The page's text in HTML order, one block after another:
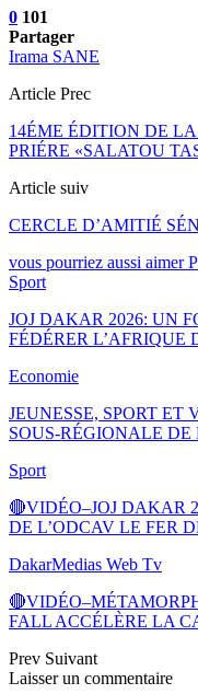
0 101
Partager
Irama SANE
Article Prec
14ÉME ÉDITION DE
PRIÉRE «SALATOU
Article suiv
CERCLE D’AMITIÉ
vous pourriez aussi aimer
Sport
JOJ DAKAR 2026: UN
FÉDÉRER L’AFRIQUE
Economie
JEUNESSE, SPORT ET
SOUS-RÉGIONALE
Sport
🔴VIDÉO–JOJ DAKAR
DE L’ODCAV LE FER
DakarMedias Web Tv
FALL ACCÉLÈRE LA
Prev Suivant
Laisser un commentaire